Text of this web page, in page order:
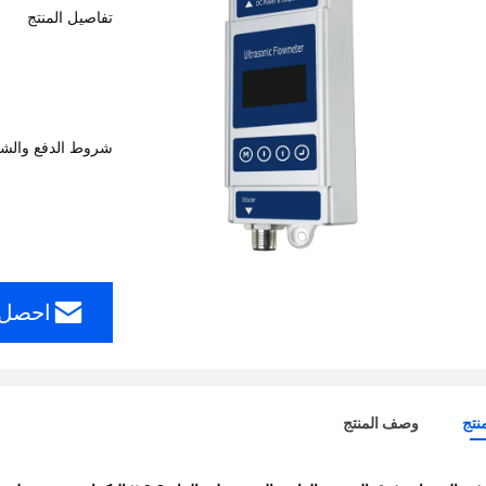
تفاصيل المنتج
شروط الدفع
وصف المنتج